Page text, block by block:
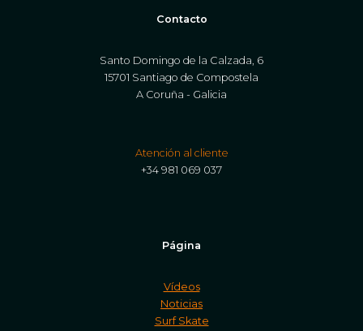
Contacto
Santo Domingo de la Calzada, 6
15701 Santiago de Compostela
A Coruña - Galicia
Atención al cliente
+34 981 069 037
Página
Vídeos
Noticias
Surf Skate